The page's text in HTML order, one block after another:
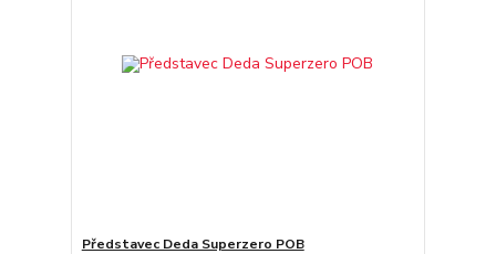
Představec Deda Superzero POB